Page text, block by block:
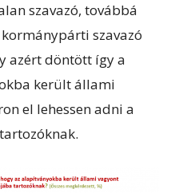
szavazó, továbbá
szavazó
azért döntött így a
került állami
el lehessen adni a